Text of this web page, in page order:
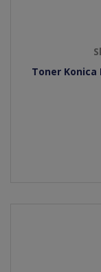
Toner Konica